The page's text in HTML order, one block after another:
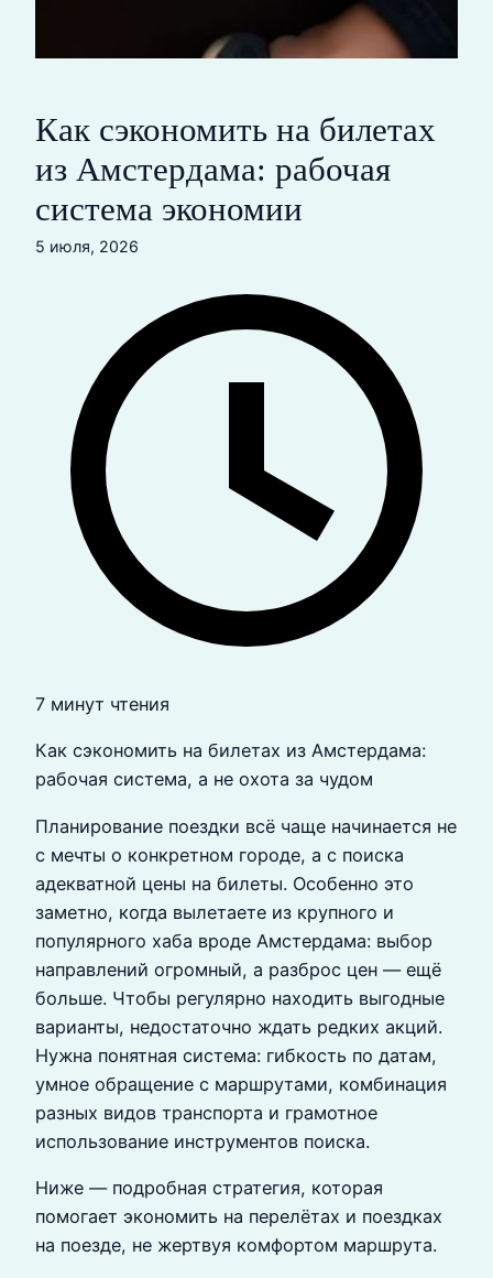
Как сэкономить на билетах
из Амстердама: рабочая
система экономии
5 июля, 2026
7 минут чтения
Как сэкономить на билетах из Амстердама:
рабочая система, а не охота за чудом
Планирование поездки всё чаще начинается не
с мечты о конкретном городе, а с поиска
адекватной цены на билеты. Особенно это
заметно, когда вылетаете из крупного и
популярного хаба вроде Амстердама: выбор
направлений огромный, а разброс цен — ещё
больше. Чтобы регулярно находить выгодные
варианты, недостаточно ждать редких акций.
Нужна понятная система: гибкость по датам,
умное обращение с маршрутами, комбинация
разных видов транспорта и грамотное
использование инструментов поиска.
Ниже — подробная стратегия, которая
помогает экономить на перелётах и поездках
на поезде, не жертвуя комфортом маршрута.